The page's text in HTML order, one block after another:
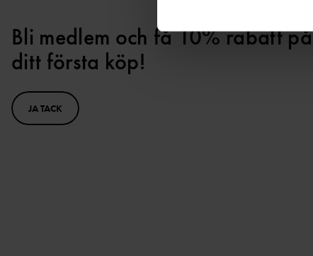
Bli medlem och få 10% rabatt på
ditt första köp!
JA TACK